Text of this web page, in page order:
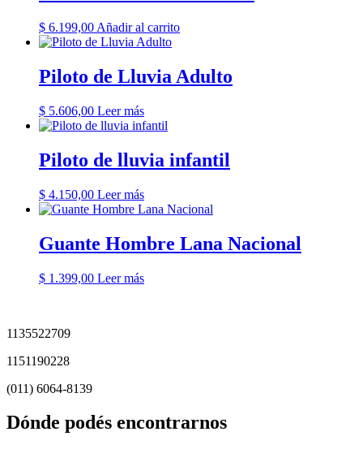
$ 6.199,00 Añadir al carrito
Piloto de Lluvia Adulto
$ 5.606,00 Leer más
Piloto de lluvia infantil
$ 4.150,00 Leer más
Guante Hombre Lana Nacional
$ 1.399,00 Leer más
1135522709
1151190228
(011) 6064-8139
Dónde podés encontrarnos